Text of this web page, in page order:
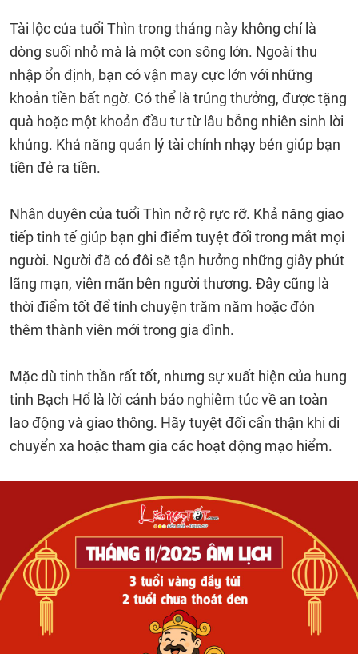
Tài lộc của tuổi Thìn trong tháng này không chỉ là
dòng suối nhỏ mà là một con sông lớn. Ngoài thu
nhập ổn định, bạn có vận may cực lớn với những
khoản tiền bất ngờ. Có thể là trúng thưởng, được tặng
quà hoặc một khoản đầu tư từ lâu bỗng nhiên sinh lời
khủng. Khả năng quản lý tài chính nhạy bén giúp bạn
tiền đẻ ra tiền.
Nhân duyên của tuổi Thìn nở rộ rực rỡ. Khả năng giao
tiếp tinh tế giúp bạn ghi điểm tuyệt đối trong mắt mọi
người. Người đã có đôi sẽ tận hưởng những giây phút
lãng mạn, viên mãn bên người thương. Đây cũng là
thời điểm tốt để tính chuyện trăm năm hoặc đón
thêm thành viên mới trong gia đình.
Mặc dù tinh thần rất tốt, nhưng sự xuất hiện của hung
tinh Bạch Hổ là lời cảnh báo nghiêm túc về an toàn
lao động và giao thông. Hãy tuyệt đối cẩn thận khi di
chuyển xa hoặc tham gia các hoạt động mạo hiểm.